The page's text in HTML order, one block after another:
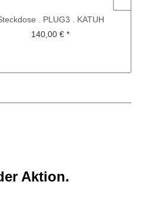
. PLUG3 . KATUH
STUDIO
140,00 € *
Aktion.